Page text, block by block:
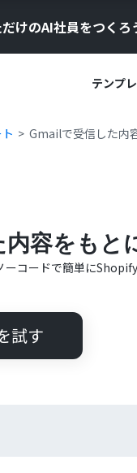
けのAI社員をつくろ
テンプ
Gmailで受信した内
容をもと
ーコードで簡単にShopify
試す